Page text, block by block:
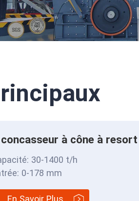
à cône à resort
30-1400 t/h
0-178 mm
En Savoir Plus